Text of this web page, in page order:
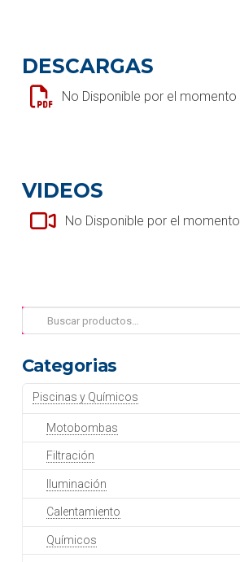
DESCARGAS
No Disponible por el momento
VIDEOS
No Disponible por el momento
Buscar
por:
Categorias
Piscinas y Químicos
Motobombas
Filtración
Iluminación
Calentamiento
Químicos